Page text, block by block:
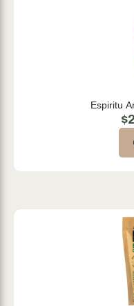
Espiritu
$